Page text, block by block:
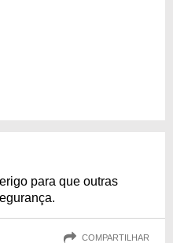
para que outras
COMPARTILHAR